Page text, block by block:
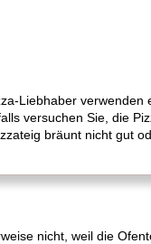
Liebhaber verwenden
versuchen Sie, die
bräunt nicht gut
nicht, weil die